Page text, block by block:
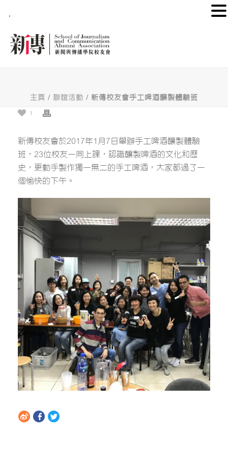
主頁 / 聯誼活動 / 新傳校友會手工啤酒釀製體驗班
1
新傳校友會於2017年1月7日舉辦手工啤酒釀製體驗
班，23位校友一同上課，認識釀製啤酒的文化和歷
史，更動手製作獨一無二的手工啤酒，大家都過了一
個愉快的下午。
.